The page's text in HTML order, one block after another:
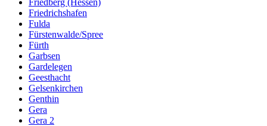
Friedberg (Hessen)
Friedrichshafen
Fulda
Fürstenwalde/Spree
Fürth
Garbsen
Gardelegen
Geesthacht
Gelsenkirchen
Genthin
Gera
Gera 2